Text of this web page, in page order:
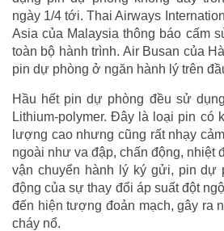
ngày 1/4 tới. Thai Airways
Asia của Malaysia thông báo cấm
toàn bộ hành trình. Air Busan của
pin dự phòng ở ngăn hành lý trên
Hầu hết pin dự phòng đều sử
Lithium-polymer. Đây là loại pin có
lượng cao nhưng cũng rất nhạy
ngoài như va đập, chấn động, nhiệt
vận chuyển hành lý ký gửi, pin dự
động của sự thay đổi áp suất đột
đến hiện tượng đoản mạch, gây ra
cháy nổ.